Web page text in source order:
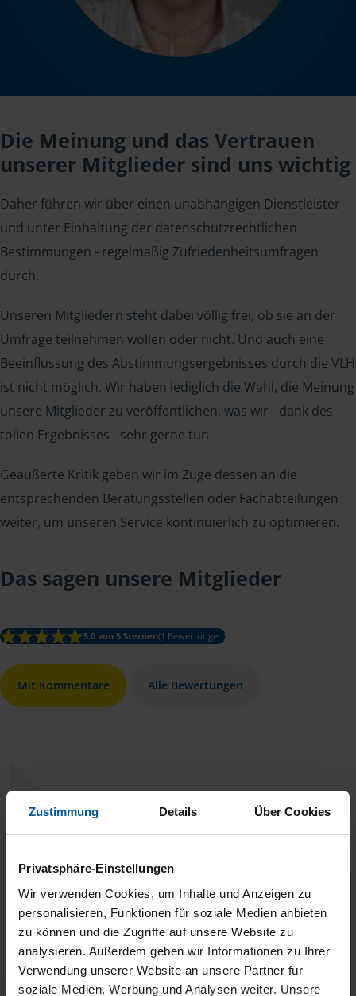
Zustimmung Details Über Cookies
Privatsphäre-Einstellungen
Wir verwenden Cookies, um Inhalte und Anzeigen zu
personalisieren, Funktionen für soziale Medien anbieten
zu können und die Zugriffe auf unsere Website zu
analysieren. Außerdem geben wir Informationen zu Ihrer
Verwendung unserer Website an unsere Partner für
soziale Medien, Werbung und Analysen weiter. Unsere
Die Meinung und das Vertrauen
unserer Mitglieder sind uns wichtig
Daher führen wir über einen unabhängigen Dienstleister -
und unter Einhaltung der datenschutzrechtlichen
Bestimmungen - regelmäßig Zufriedenheitsumfragen
durch.
Unseren Mitgliedern steht dabei völlig frei, ob sie an der
Umfrage teilnehmen wollen oder nicht. Und auch eine
Beeinflussung des Abstimmungsergebnisses durch die VLH
ist nicht möglich. Wir haben lediglich die Wahl, die Meinung
unsere Mitglieder zu veröffentlichen, was wir - dank des
tollen Ergebnisses - sehr gerne tun.
Geäußerte Kritik geben wir im Zuge dessen an die
entsprechenden Beratungsstellen oder Fachabteilungen
weiter, um unseren Service kontinuierlich zu optimieren.
Das sagen unsere Mitglieder
5.0 von 5 Sternen(1 Bewertungen)
Mit Kommentare Alle Bewertungen
Fast alles was mit Steuern zusammenhängt ist für mich
unangenehm. Etwas völlig anderes ist die Beratung durch
anonymes VLH-Mitglied